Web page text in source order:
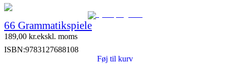
66 Grammatikspiele
189,00 kr.ekskl. moms
ISBN:9783127688108
Føj til kurv